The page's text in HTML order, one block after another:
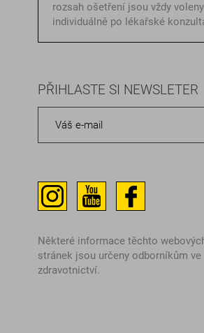
rozsah ošetření jsou vždy voleny
individuálně po lékařské
PŘIHLASTE SI NEWSLETER
Některé informace těchto
stránek jsou určeny odborníkům ve
zdravotnictví.